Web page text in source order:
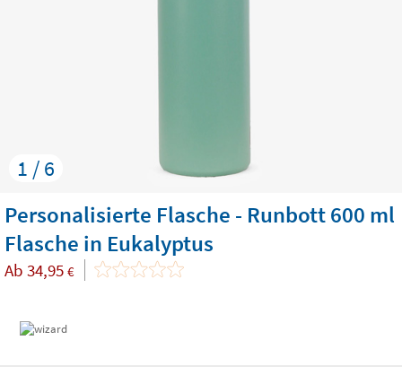
1 / 6
Personalisierte Flasche - Runbott 600 ml
Flasche in Eukalyptus
Ab 34,95 €